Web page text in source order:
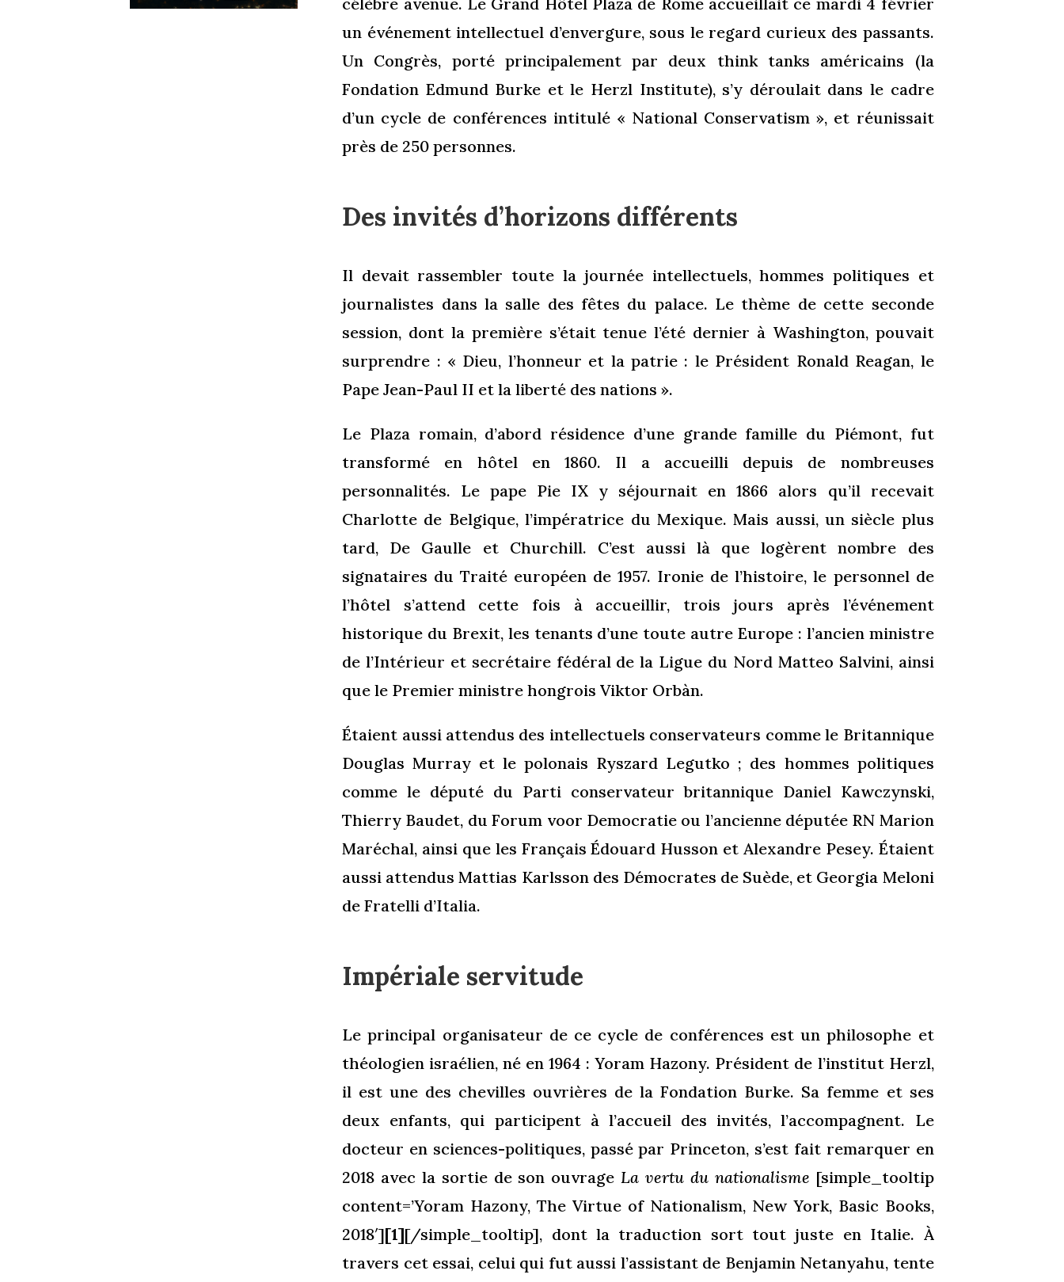
un événement intellectuel d’envergure, sous le regard curieux des passants.
Un Congrès, porté principalement par deux think tanks américains (la
Fondation Edmund Burke et le Herzl Institute), s’y déroulait dans le cadre
d’un cycle de conférences intitulé « National Conservatism », et réunissait
près de 250 personnes.
Des invités d’horizons différents
Il devait rassembler toute la journée intellectuels, hommes politiques et
journalistes dans la salle des fêtes du palace. Le thème de cette seconde
session, dont la première s’était tenue l’été dernier à Washington, pouvait
surprendre : « Dieu, l’honneur et la patrie : le Président Ronald Reagan, le
Pape Jean-Paul II et la liberté des nations ».
Le Plaza romain, d’abord résidence d’une grande famille du Piémont, fut
transformé en hôtel en 1860. Il a accueilli depuis de nombreuses
personnalités. Le pape Pie IX y séjournait en 1866 alors qu’il recevait
Charlotte de Belgique, l’impératrice du Mexique. Mais aussi, un siècle plus
tard, De Gaulle et Churchill. C’est aussi là que logèrent nombre des
signataires du Traité européen de 1957. Ironie de l’histoire, le personnel de
l’hôtel s’attend cette fois à accueillir, trois jours après l’événement
historique du Brexit, les tenants d’une toute autre Europe : l’ancien ministre
de l’Intérieur et secrétaire fédéral de la Ligue du Nord Matteo Salvini, ainsi
que le Premier ministre hongrois Viktor Orbàn.
Étaient aussi attendus des intellectuels conservateurs comme le Britannique
Douglas Murray et le polonais Ryszard Legutko ; des hommes politiques
comme le député du Parti conservateur britannique Daniel Kawczynski,
Thierry Baudet, du Forum voor Democratie ou l’ancienne députée RN Marion
Maréchal, ainsi que les Français Édouard Husson et Alexandre Pesey. Étaient
aussi attendus Mattias Karlsson des Démocrates de Suède, et Georgia Meloni
de Fratelli d’Italia.
Impériale servitude
Le principal organisateur de ce cycle de conférences est un philosophe et
théologien israélien, né en 1964 : Yoram Hazony. Président de l’institut Herzl,
il est une des chevilles ouvrières de la Fondation Burke. Sa femme et ses
deux enfants, qui participent à l’accueil des invités, l’accompagnent. Le
docteur en sciences-politiques, passé par Princeton, s’est fait remarquer en
2018 avec la sortie de son ouvrageLa vertu du nationalisme [simple_tooltip
content=’Yoram Hazony, The Virtue of Nationalism, New York, Basic Books,
2018′][1][/simple_tooltip], dont la traduction sort tout juste en Italie. À
travers cet essai, celui qui fut aussi l’assistant de Benjamin Netanyahu, tente